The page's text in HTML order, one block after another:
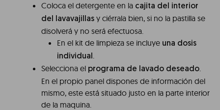
Coloca el detergente en la cajita del interior
del lavavajillas y ciérrala bien, si no la pastilla se
disolverá y no será efectuosa.
En el kit de limpieza se incluye una dosis
individual .
Selecciona el programa de lavado deseado.
En el propio panel dispones de información del
mismo, este está situado justo en la parte interior
de la maquina.